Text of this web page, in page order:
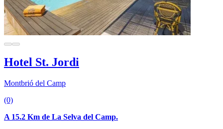
Hotel St. Jordi
Montbrió del Camp
(0)
A 15.2 Km de La Selva del Camp.